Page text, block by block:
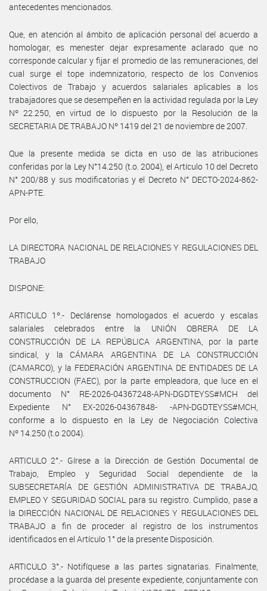
antecedentes mencionados.
Que, en atención al ámbito de aplicación personal del acuerdo a
homologar, es menester dejar expresamente aclarado que no
corresponde calcular y fijar el promedio de las remuneraciones, del
cual surge el tope indemnizatorio, respecto de los Convenios
Colectivos de Trabajo y acuerdos salariales aplicables a los
trabajadores que se desempeñen en la actividad regulada por la Ley
Nº 22.250, en virtud de lo dispuesto por la Resolución de la
SECRETARIA DE TRABAJO Nº 1419 del 21 de noviembre de 2007.
Que la presente medida se dicta en uso de las atribuciones
conferidas por la Ley N°14.250 (t.o. 2004), el Artículo 10 del Decreto
N° 200/88 y sus modificatorias y el Decreto N° DECTO-2024-862-
APN-PTE.
Por ello,
LA DIRECTORA NACIONAL DE RELACIONES Y REGULACIONES DEL
TRABAJO
DISPONE:
ARTICULO 1º.- Declárense homologados el acuerdo y escalas
salariales celebrados entre la UNIÓN OBRERA DE LA
CONSTRUCCIÓN DE LA REPÚBLICA ARGENTINA, por la parte
sindical, y la CÁMARA ARGENTINA DE LA CONSTRUCCIÓN
(CAMARCO), y la FEDERACIÓN ARGENTINA DE ENTIDADES DE LA
CONSTRUCCION (FAEC), por la parte empleadora, que luce en el
documento N° RE-2026-04367248-APN-DGDTEYSS#MCH del
Expediente N° EX-2026-04367848- -APN-DGDTEYSS#MCH,
conforme a lo dispuesto en la Ley de Negociación Colectiva
Nº 14.250 (t.o 2004).
ARTICULO 2°.- Gírese a la Dirección de Gestión Documental de
Trabajo, Empleo y Seguridad Social dependiente de la
SUBSECRETARÍA DE GESTIÓN ADMINISTRATIVA DE TRABAJO,
EMPLEO Y SEGURIDAD SOCIAL para su registro. Cumplido, pase a
la DIRECCIÓN NACIONAL DE RELACIONES Y REGULACIONES DEL
TRABAJO a fin de proceder al registro de los instrumentos
identificados en el Artículo 1° de la presente Disposición.
ARTICULO 3°.- Notifíquese a las partes signatarias. Finalmente,
procédase a la guarda del presente expediente, conjuntamente con